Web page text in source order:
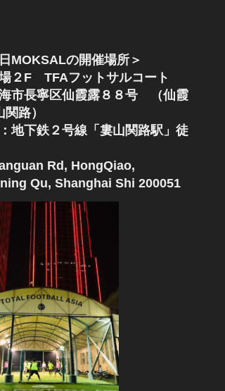
MOKSALの開催場所＞
２F TFAフットサルコート
市長寧区仙霞露８８号 （仙霞
路）
地下鉄２号線「婁山関路駅」徒
Rd, HongQiao,
Qu, Shanghai Shi 200051